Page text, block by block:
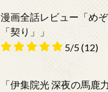
漫画全話レビュー「め
「契り」」
5/5(12)
「伊集院光 深夜の馬鹿